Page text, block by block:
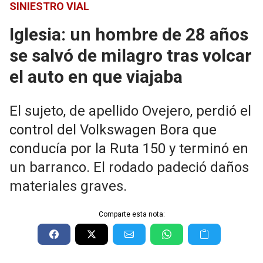
SINIESTRO VIAL
Iglesia: un hombre de 28 años
se salvó de milagro tras volcar
el auto en que viajaba
El sujeto, de apellido Ovejero, perdió el
control del Volkswagen Bora que
conducía por la Ruta 150 y terminó en
un barranco. El rodado padeció daños
materiales graves.
Comparte esta nota: